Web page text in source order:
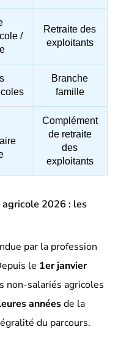
/
Retraite des
exploitants
Branche
famille
Complément
de retraite
des
exploitants
2026 : les
par la profession
le 1er janvier
non-salariés agricoles
annéesde la
du parcours.